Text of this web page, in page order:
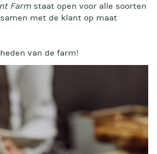
Farm staat open voor alle soorten
met de klant op maat
van de farm!